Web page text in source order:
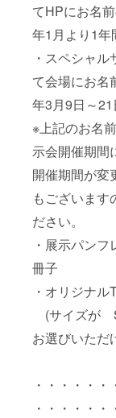
てHPにお名
年1月より1年
・スペシャ
て会場にお名
年3月9日～21
※上記のお名
示会開催期間
開催期間が変
もございます
ださい。
・展示パン
冊子
・オリジナ
(サイズが
お選びいただ
・・・・・・
・・・・・・